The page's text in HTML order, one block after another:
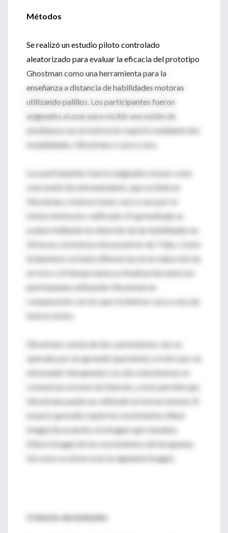
Métodos
Se realizó un estudio piloto controlado
aleatorizado para evaluar la eficacia del prototipo
Ghostman como una herramienta para la
enseñanza a distancia de habilidades motoras
utilizando palillos. Los participantes fueron
asignados al azar para recibir una sesión de
enseñanza con un instructor experto mediante dos
modalidades, Ghostman o cara a cara.
Los participantes fueron asignados al azar a una
sola sesión de entrenamiento, que recibieron
Ghostman o instrucciones cara a cara por el
mismo instructor calificado. El aprendizaje se
evaluó midiendo la retención de las habilidades en
24 horas y la instrucción posterior de 7 días. Como
la hipótesis, no hubo diferencias en la reducción de
errores o el tiempo hasta su finalización entre los
participantes utilizando Ghostman en
comparación con los que recibieron cara a cara de
instrucciones.
Ghostman consta de dos subsistemas: uno es
operado por un aprendiz (paciente) y el otro por un
entrenador (terapeuta). Los dos subsistemas se
comunican a través de internet, y esto permite que
Ghostman pueda ser utilizado en forma remota. El
usuario aprendiz repite los movimientos (Real
image) de acuerdo a la imagen que visualiza
(Ghost image) de los movimientos del terapeuta,
tal como se observa en la siguiente imagen.
Criterios de inclusión: